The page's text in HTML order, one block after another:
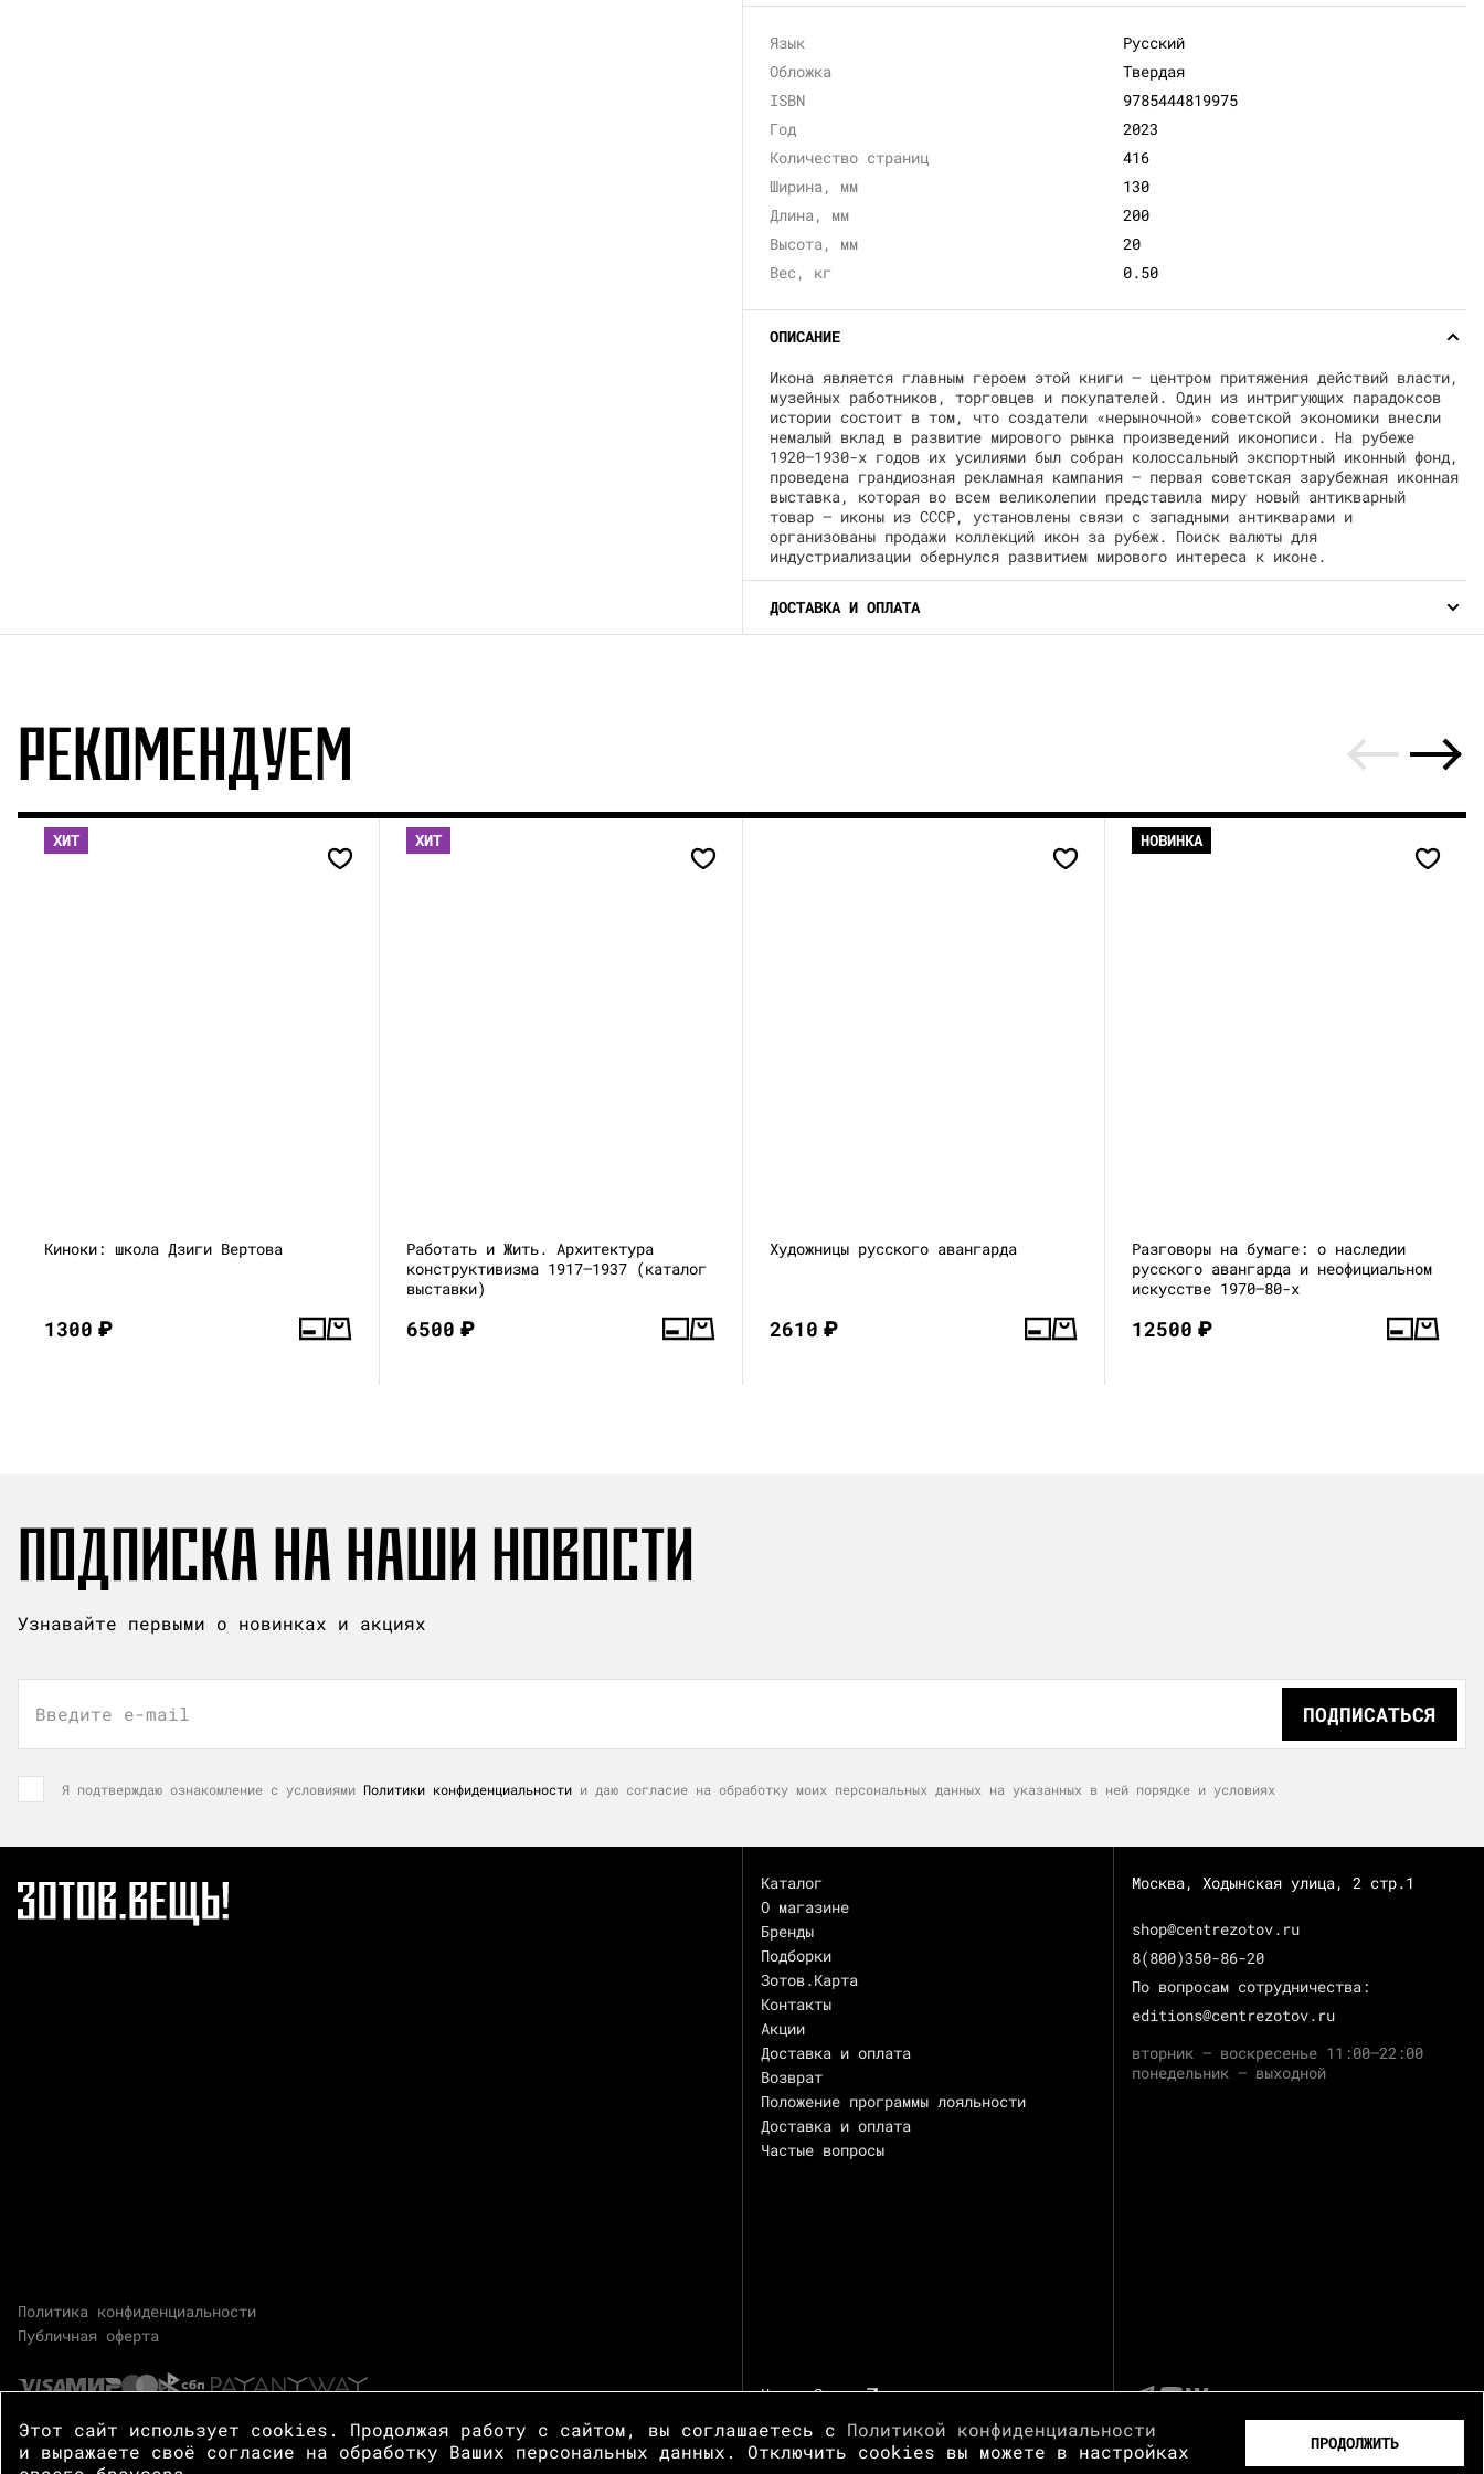
Язык
Русский
Обложка
Твердая
ISBN
9785444819975
Год
2023
Количество страниц
416
Ширина, мм
130
Длина, мм
200
Высота, мм
20
Вес, кг
0.50
ОПИСАНИЕ
Икона является главным героем этой книги — центром притяжения действий власти,
музейных работников, торговцев и покупателей. Один из интригующих парадоксов
истории состоит в том, что создатели «нерыночной» советской экономики внесли
немалый вклад в развитие мирового рынка произведений иконописи. На рубеже
1920–1930-х годов их усилиями был собран колоссальный экспортный иконный фонд,
проведена грандиозная рекламная кампания — первая советская зарубежная иконная
выставка, которая во всем великолепии представила миру новый антикварный
товар — иконы из СССР, установлены связи с западными антикварами и
организованы продажи коллекций икон за рубеж. Поиск валюты для
индустриализации обернулся развитием мирового интереса к иконе.
ДОСТАВКА И ОПЛАТА
РЕКОМЕНДУЕМ
ХИТ
Киноки: школа Дзиги Вертова
1300₽
ХИТ
Работать и Жить. Архитектура
конструктивизма 1917—1937 (каталог
выставки)
6500₽
Художницы русского авангарда
2610₽
НОВИНКА
Разговоры на бумаге: о наследии
русского авангарда и неофициальном
искусстве 1970–80-х
12500₽
ПОДПИСКА НА НАШИ НОВОСТИ
Узнавайте первыми о новинках и акциях
Введите e-mail ПОДПИСАТЬСЯ
Я подтверждаю ознакомление с условиями Политики конфиденциальности и даю согласие на обработку моих персональных данных на указанных в ней порядке и условиях
Политика конфиденциальности
Публичная оферта
Каталог
О магазине
Бренды
Подборки
Зотов.Карта
Контакты
Акции
Доставка и оплата
Возврат
Положение программы лояльности
Доставка и оплата
Частые вопросы
Центр Зотов
Москва, Ходынская улица, 2 стр.1
shop@centrezotov.ru
8(800)350-86-20
По вопросам сотрудничества:
editions@centrezotov.ru
вторник — воскресенье 11:00–22:00
понедельник — выходной
Этот сайт использует cookies. Продолжая работу с сайтом, вы соглашаетесь с Политикой конфиденциальности
и выражаете своё согласие на обработку Ваших персональных данных. Отключить cookies вы можете в настройках
ПРОДОЛЖИТЬ